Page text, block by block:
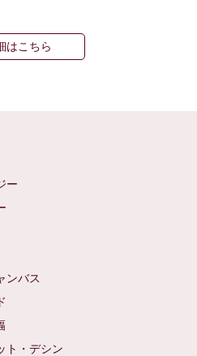
はこちら
ー
ンバス
ト・デシン